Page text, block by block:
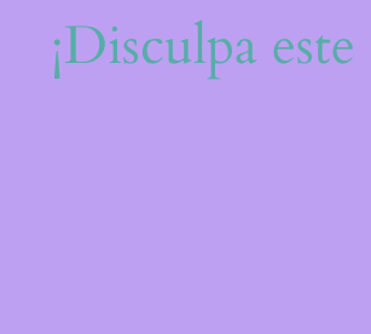
¡Disculpa